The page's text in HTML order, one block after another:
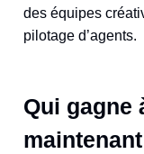
des équipes
pilotage d’agents.
Qui gagne
maintenant